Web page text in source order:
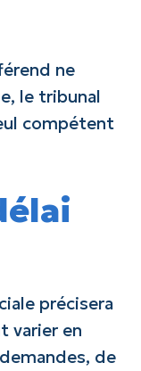
ne
le tribunal
compétent
précisera
varier en
de